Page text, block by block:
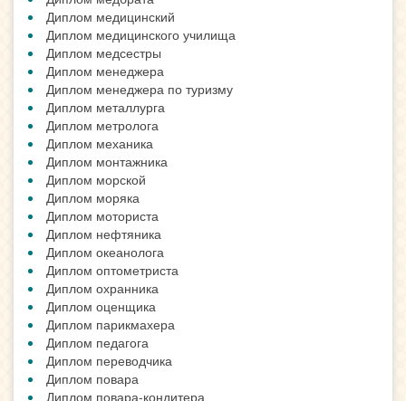
Диплом медицинский
Диплом медицинского училища
Диплом медсестры
Диплом менеджера
Диплом менеджера по туризму
Диплом металлурга
Диплом метролога
Диплом механика
Диплом монтажника
Диплом морской
Диплом моряка
Диплом моториста
Диплом нефтяника
Диплом океанолога
Диплом оптометриста
Диплом охранника
Диплом оценщика
Диплом парикмахера
Диплом педагога
Диплом переводчика
Диплом повара
Диплом повара-кондитера